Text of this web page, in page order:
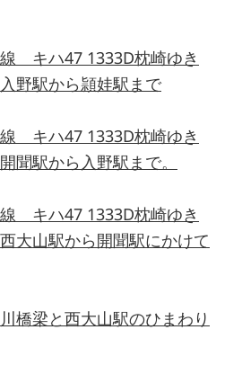
キハ47 1333D枕崎ゆき
野駅から頴娃駅まで
キハ47 1333D枕崎ゆき
聞駅から入野駅まで。
キハ47 1333D枕崎ゆき
大山駅から開聞駅にかけて
橋梁と西大山駅のひまわり